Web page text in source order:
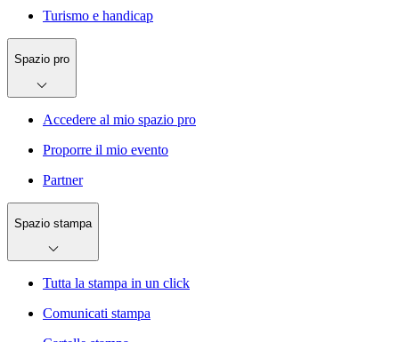
Turismo e handicap
Spazio pro
Accedere al mio spazio pro
Proporre il mio evento
Partner
Spazio stampa
Tutta la stampa in un click
Comunicati stampa